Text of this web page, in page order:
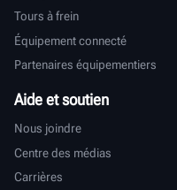
Tours à frein
Équipement connecté
Partenaires équipementiers
Aide et soutien
Nous joindre
Centre des médias
Carrières